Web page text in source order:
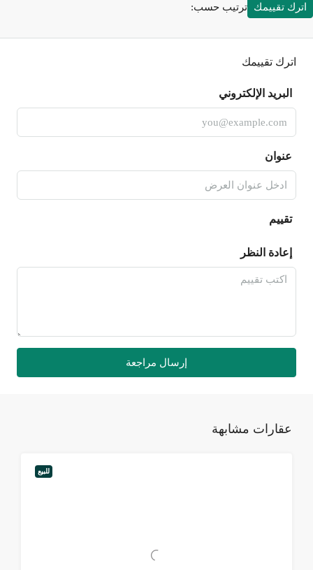
ترتيب حسب: تقييمك
اترك تقييمك
البريد الإلكتروني
عنوان
تقييم
إعادة النظر
إرسال مراجعة
عقارات مشابهة